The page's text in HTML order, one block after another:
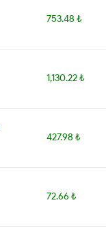
753.48 ₺
1,130.22 ₺
427.98 ₺
72.66 ₺